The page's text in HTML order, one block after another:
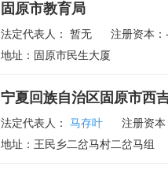
固原市教育局
法定代表人：暂无 注册资本：-
地址：固原市民生大厦
宁夏回族自治区固原市西
法定代表人：马存叶 注册资本
地址：王民乡二岔马村二岔马组